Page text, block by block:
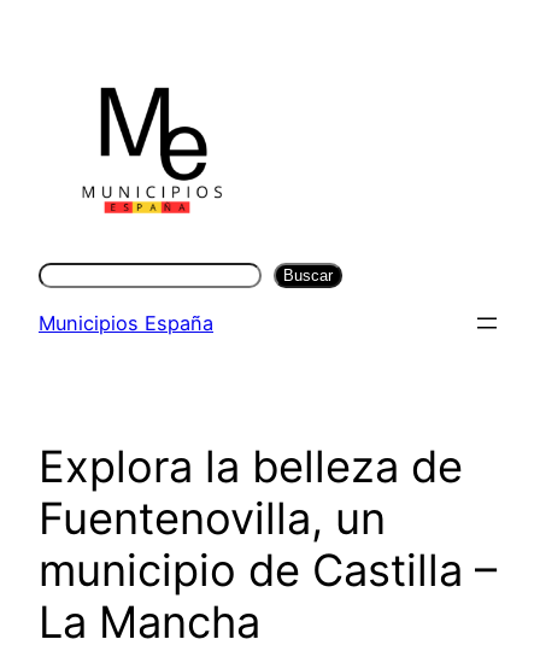
contenido
Buscar Buscar
Municipios España
Explora la belleza de
Fuentenovilla, un
municipio de Castilla –
La Mancha